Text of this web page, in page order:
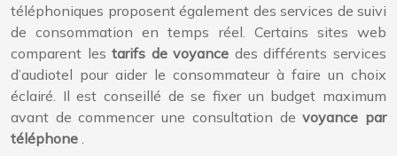
téléphoniques proposent également des services de suivi
de consommation en temps réel. Certains sites web
comparent lestarifs de voyance des différents services
d’audiotel pour aider le consommateur à faire un choix
éclairé. Il est conseillé de se fixer un budget maximum
avant de commencer une consultation devoyance par
téléphone .